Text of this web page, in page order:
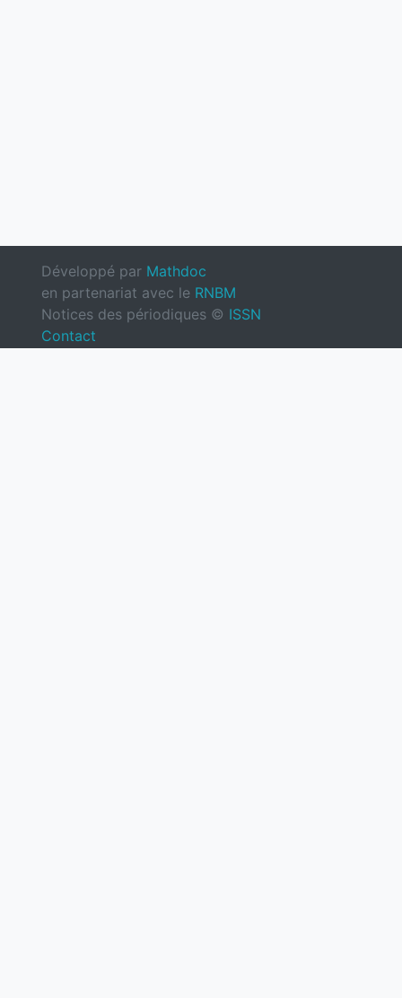
Développé par Mathdoc
en partenariat avec le RNBM
Notices des périodiques © ISSN
Contact